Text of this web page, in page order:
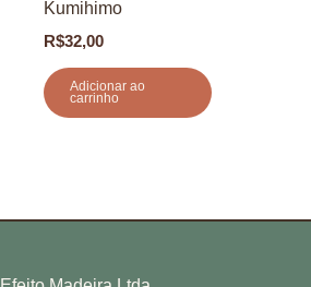
Kumihimo
R$32,00
Adicionar ao
carrinho